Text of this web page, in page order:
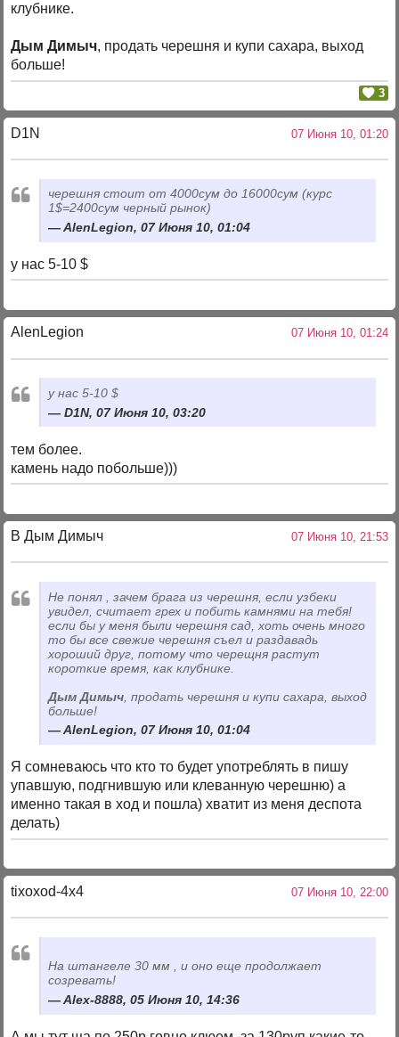
клубнике.
Дым Димыч, продать черешня и купи сахара, выход
больше!
3
D1N 07 Июня 10, 01:20
черешня стоит от 4000сум до 16000сум (курс
1$=2400сум черный рынок)
AlenLegion, 07 Июня 10, 01:04
у нас 5-10 $
AlenLegion 07 Июня 10, 01:24
у нас 5-10 $
D1N, 07 Июня 10, 03:20
тем более.
камень надо побольше)))
В Дым Димыч 07 Июня 10, 21:53
Не понял
, зачем брага из черешня, если узбеки
увидел, считает грех и побить камнями на тебя!
если бы у меня были черешня сад, хоть очень много
то бы все свежие черешня съел и раздавадь
хороший друг, потому что черещня растут
короткие время, как клубнике.
Дым Димыч , продать черешня и купи сахара, выход
больше!
AlenLegion, 07 Июня 10, 01:04
Я сомневаюсь что кто то будет употреблять в пишу
упавшую, подгнившую или клеванную черешню) а
именно такая в ход и пошла) хватит из меня деспота
делать)
tixoxod-4x4 07 Июня 10, 22:00
На штангеле 30 мм , и оно еще продолжает
созревать!
Alex-8888, 05 Июня 10, 14:36